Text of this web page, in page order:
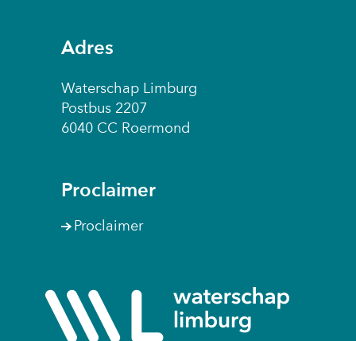
Adres
Waterschap Limburg
Postbus 2207
6040 CC Roermond
Proclaimer
Proclaimer
(naar